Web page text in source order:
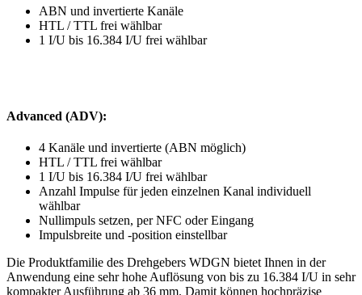
ABN und invertierte Kanäle
HTL / TTL frei wählbar
1 I/U bis 16.384 I/U frei wählbar
Advanced (ADV):
4 Kanäle und invertierte (ABN möglich)
HTL / TTL frei wählbar
1 I/U bis 16.384 I/U frei wählbar
Anzahl Impulse für jeden einzelnen Kanal individuell
wählbar
Nullimpuls setzen, per NFC oder Eingang
Impulsbreite und -position einstellbar
Die Produktfamilie des Drehgebers WDGN bietet Ihnen in der
Anwendung eine sehr hohe Auflösung von bis zu 16.384 I/U in sehr
kompakter Ausführung ab 36 mm. Damit können hochpräzise